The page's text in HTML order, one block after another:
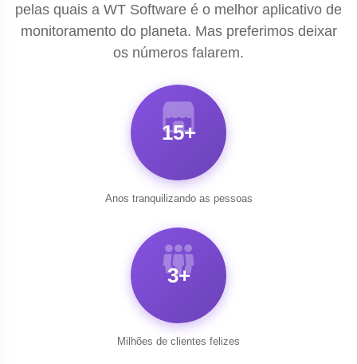
pelas quais a WT Software é o melhor aplicativo de
monitoramento do planeta. Mas preferimos deixar
os números falarem.
15+
Anos tranquilizando as pessoas
3+
Milhões de clientes felizes